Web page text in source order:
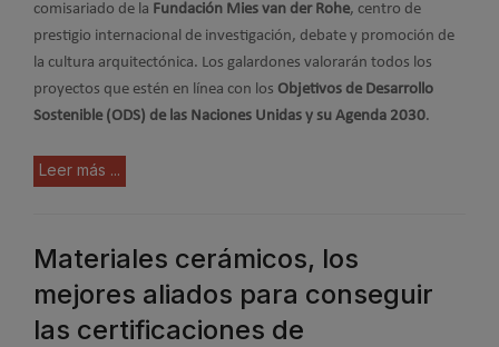
comisariado de la Fundación Mies van der Rohe, centro de
prestigio internacional de investigación, debate y promoción de
la cultura arquitectónica. Los galardones valorarán todos los
proyectos que estén en línea con los Objetivos de Desarrollo
Sostenible (ODS) de las Naciones Unidas y su Agenda 2030.
Leer más ...
Materiales cerámicos, los
mejores aliados para conseguir
las certificaciones de